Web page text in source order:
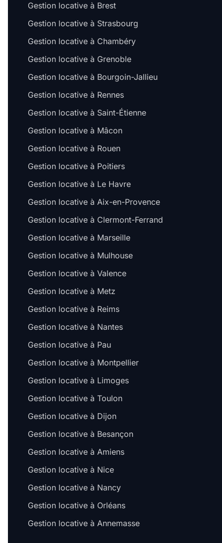
Gestion locative à Brest
Gestion locative à Strasbourg
Gestion locative à Chambéry
Gestion locative à Grenoble
Gestion locative à Bourgoin-Jallieu
Gestion locative à Rennes
Gestion locative à Saint-Étienne
Gestion locative à Mâcon
Gestion locative à Rouen
Gestion locative à Poitiers
Gestion locative à Le Havre
Gestion locative à Aix-en-Provence
Gestion locative à Clermont-Ferrand
Gestion locative à Marseille
Gestion locative à Mulhouse
Gestion locative à Valence
Gestion locative à Metz
Gestion locative à Reims
Gestion locative à Nantes
Gestion locative à Pau
Gestion locative à Montpellier
Gestion locative à Limoges
Gestion locative à Toulon
Gestion locative à Dijon
Gestion locative à Besançon
Gestion locative à Amiens
Gestion locative à Nice
Gestion locative à Nancy
Gestion locative à Orléans
Gestion locative à Annemasse